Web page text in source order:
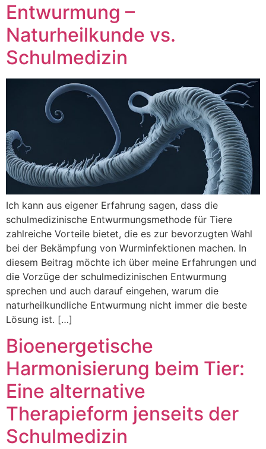
Entwurmung –
Naturheilkunde vs.
Schulmedizin
Ich kann aus eigener Erfahrung sagen, dass die
schulmedizinische Entwurmungsmethode für Tiere
zahlreiche Vorteile bietet, die es zur bevorzugten Wahl
bei der Bekämpfung von Wurminfektionen machen. In
diesem Beitrag möchte ich über meine Erfahrungen und
die Vorzüge der schulmedizinischen Entwurmung
sprechen und auch darauf eingehen, warum die
naturheilkundliche Entwurmung nicht immer die beste
Lösung ist. […]
Bioenergetische
Harmonisierung beim Tier:
Eine alternative
Therapieform jenseits der
Schulmedizin